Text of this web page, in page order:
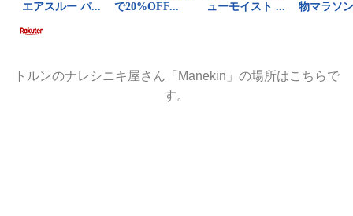
トルンのナレシニキ屋さん「Manekin」の場所はこちらで
す。